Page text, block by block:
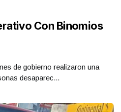
Con Binomios
de gobierno realizaron una
desaparec...